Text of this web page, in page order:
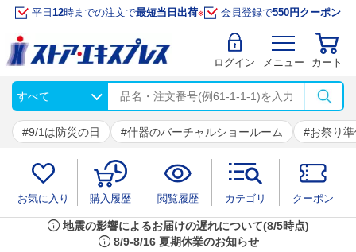
平日 12時までの注文で最短当日出荷※ 会員登録で550円クーポン
ログイン メニュー カート
9/1は防災の日 什器のバーチャルショールーム お祭り
お気に入り 購入履歴 閲覧履歴 カテゴリ クーポン
info 地震の影響によるお届けの遅れについて(8/5時点)
info 8/9-8/16 夏期休業のお知らせ